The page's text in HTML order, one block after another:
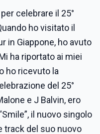
celebrare il 25°
ho visitato il
in Giappone, ho avuto
ha riportato ai miei
ho ricevuto la
del 25°
e J Balvin, ero
il nuovo singolo
track del suo nuovo